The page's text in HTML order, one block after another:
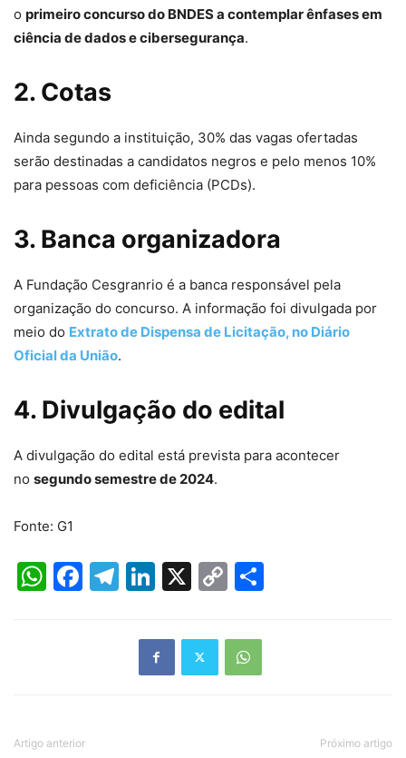
o primeiro concurso do BNDES a contemplar ênfases em
ciência de dados e cibersegurança.
2. Cotas
Ainda segundo a instituição, 30% das vagas ofertadas
serão destinadas a candidatos negros e pelo menos 10%
para pessoas com deficiência (PCDs).
3. Banca organizadora
A Fundação Cesgranrio é a banca responsável pela
organização do concurso. A informação foi divulgada por
meio do Extrato de Dispensa de Licitação, no Diário
Oficial da União.
4. Divulgação do edital
A divulgação do edital está prevista para acontecer
no segundo semestre de 2024.
Fonte: G1
WhatsApp
Facebook
Telegram
LinkedIn
X
Copy
Artigo anterior Próximo artigo